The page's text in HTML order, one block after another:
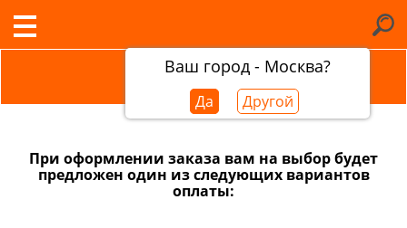
Ваш город - Москва?
Да Другой
ОПЛАТА ЗАКАЗОВ
При оформлении заказа вам на выбор будет
предложен один из следующих вариантов
оплаты: